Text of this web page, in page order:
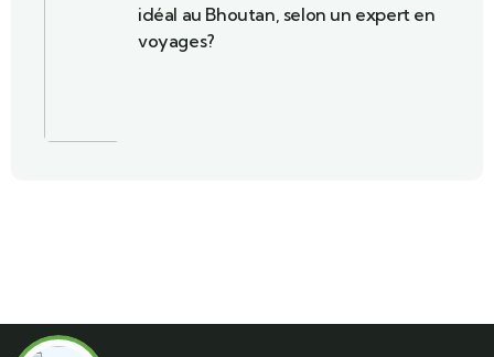
idéal au Bhoutan, selon un expert en
voyages?